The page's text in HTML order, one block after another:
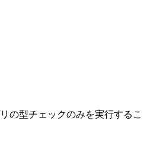
の型チェックのみを実行するこ